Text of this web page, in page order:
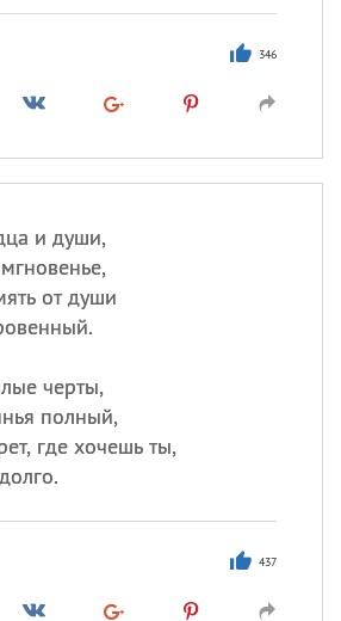
346
и души,
от души
черты,
полный,
где хочешь ты,
437
Герман Иван, Еще
Анфиса
Посмотреть значение
происхождение